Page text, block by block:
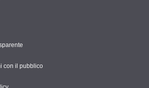
con il pubblico